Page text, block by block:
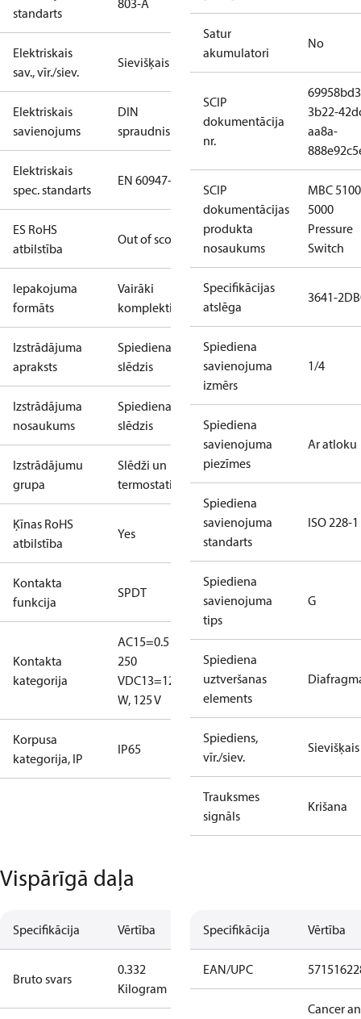
standarts
803-A
Elektriskais
sav., vīr./siev.
Sievišķais
Elektriskais
savienojums
DIN
spraudnis
Elektriskais
spec. standarts
EN 60947-5
ES RoHS
atbilstība
Out of scope
Iepakojuma
formāts
Vairāki
komplekti
Izstrādājuma
apraksts
Spiediena
slēdzis
Izstrādājuma
nosaukums
Spiediena
slēdzis
Izstrādājumu
grupa
Slēdži un
termostati
Ķīnas RoHS
atbilstība
Yes
Kontakta
funkcija
SPDT
Kontakta
kategorija
AC15=0.5 A,
250
VDC13=12
W, 125 V
Korpusa
kategorija, IP
IP65
Satur
akumulatori
No
SCIP
dokumentācija
nr.
3b22-
aa8a-
SCIP
dokumentācijas
produkta
nosaukums
MBC 5100
5000
Pressure
Switch
Specifikācijas
atslēga
3641-
Spiediena
savienojuma
izmērs
1/4
Spiediena
savienojuma
piezīmes
Ar atloku
Spiediena
savienojuma
standarts
ISO 228-1
Spiediena
savienojuma
tips
G
Spiediena
uztveršanas
elements
Spiediens,
vīr./siev.
Sievišķais
Trauksmes
signāls
Krišana
Vispārīgā daļa
Specifikācija Vērtība
Bruto svars
0.332
Kilogram
Specifikācija Vērtība
EAN/UPC
Cancer